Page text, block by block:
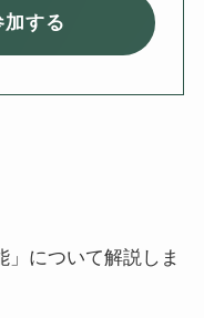
する
について解説しま